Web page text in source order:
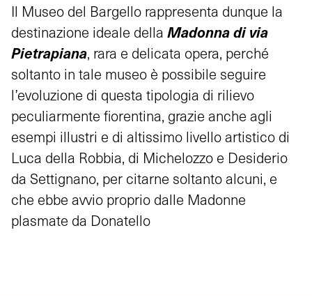
Il Museo del Bargello rappresenta dunque la
destinazione ideale della Madonna di via
Pietrapiana, rara e delicata opera, perché
soltanto in tale museo è possibile seguire
l’evoluzione di questa tipologia di rilievo
peculiarmente fiorentina, grazie anche agli
esempi illustri e di altissimo livello artistico di
Luca della Robbia, di Michelozzo e Desiderio
da Settignano, per citarne soltanto alcuni, e
che ebbe avvio proprio dalle Madonne
plasmate da Donatello